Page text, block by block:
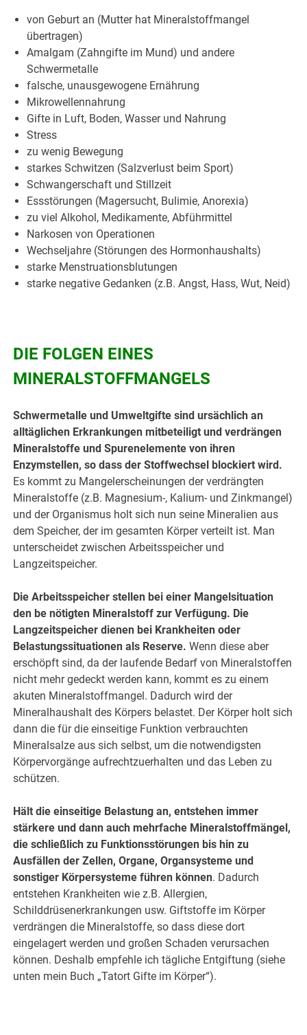
von Geburt an (Mutter hat Mineralstoffmangel
übertragen)
Amalgam (Zahngifte im Mund) und andere
Schwermetalle
falsche, unausgewogene Ernährung
Mikrowellennahrung
Gifte in Luft, Boden, Wasser und Nahrung
Stress
zu wenig Bewegung
starkes Schwitzen (Salzverlust beim Sport)
Schwangerschaft und Stillzeit
Essstörungen (Magersucht, Bulimie, Anorexia)
zu viel Alkohol, Medikamente, Abführmittel
Narkosen von Operationen
Wechseljahre (Störungen des Hormonhaushalts)
starke Menstruationsblutungen
starke negative Gedanken (z.B. Angst, Hass, Wut, Neid)
DIE FOLGEN EINES
MINERALSTOFFMANGELS
Schwermetalle und Umweltgifte sind ursächlich an
alltäglichen Erkrankungen mitbeteiligt und verdrängen
Mineralstoffe und Spurenelemente von ihren
Enzymstellen, so dass der Stoffwechsel blockiert wird.
Es kommt zu Mangelerscheinungen der verdrängten
Mineralstoffe (z.B. Magnesium-, Kalium- und Zinkmangel)
und der Organismus holt sich nun seine Mineralien aus
dem Speicher, der im gesamten Körper verteilt ist. Man
unterscheidet zwischen Arbeitsspeicher und
Langzeitspeicher.
Die Arbeitsspeicher stellen bei einer Mangelsituation
den be nötigten Mineralstoff zur Verfügung. Die
Langzeitspeicher dienen bei Krankheiten oder
Belastungssituationen als Reserve. Wenn diese aber
erschöpft sind, da der laufende Bedarf von Mineralstoffen
nicht mehr gedeckt werden kann, kommt es zu einem
akuten Mineralstoffmangel. Dadurch wird der
Mineralhaushalt des Körpers belastet. Der Körper holt sich
dann die für die einseitige Funktion verbrauchten
Mineralsalze aus sich selbst, um die notwendigsten
Körpervorgänge aufrechtzuerhalten und das Leben zu
schützen.
Hält die einseitige Belastung an, entstehen immer
stärkere und dann auch mehrfache Mineralstoffmängel,
die schließlich zu Funktionsstörungen bis hin zu
Ausfällen der Zellen, Organe, Organsysteme und
sonstiger Körpersysteme führen können. Dadurch
entstehen Krankheiten wie z.B. Allergien,
Schilddrüsenerkrankungen usw. Giftstoffe im Körper
verdrängen die Mineralstoffe, so dass diese dort
eingelagert werden und großen Schaden verursachen
können. Deshalb empfehle ich tägliche Entgiftung (siehe
unten mein Buch „Tatort Gifte im Körper“).